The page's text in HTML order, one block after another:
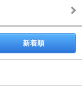
新着順